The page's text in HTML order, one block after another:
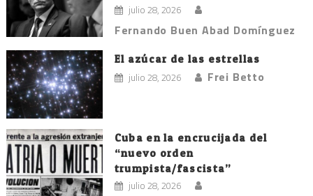
julio 28, 2026
Fernando Buen Abad Domínguez
El azúcar de las estrellas
julio 28, 2026 Frei Betto
Cuba en la encrucijada del
“nuevo orden
trumpista/fascista”
julio 28, 2026